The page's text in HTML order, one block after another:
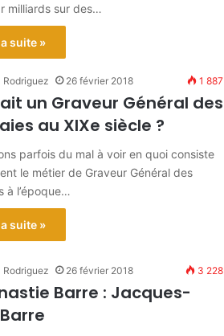
milliards sur des…
suite »
Rodriguez 26 février 2018 1 887
un Graveur Général des
au XIXe siècle ?
parfois du mal à voir en quoi consiste
le métier de Graveur Général des
à l’époque…
suite »
Rodriguez 26 février 2018 3 228
Barre : Jacques-